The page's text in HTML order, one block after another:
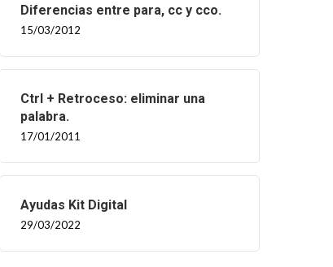
Diferencias entre para, cc y cco.
15/03/2012
Ctrl + Retroceso: eliminar una
palabra.
17/01/2011
Ayudas Kit Digital
29/03/2022